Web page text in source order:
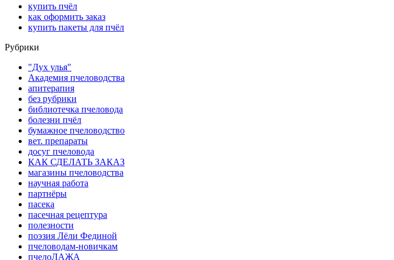
купить пчёл
как оформить заказ
купить пакеты для пчёл
Рубрики
"Дух улья"
Академия пчеловодства
апитерапия
без рубрики
библиотечка пчеловода
болезни пчёл
бумажное пчеловодство
вет. препараты
досуг пчеловода
КАК СДЕЛАТЬ ЗАКАЗ
магазины пчеловодства
научная работа
партнёры
пасека
пасечная рецептура
полезности
поэзия Лёли Фединой
пчеловодам-новичкам
пчелоЛАЖА